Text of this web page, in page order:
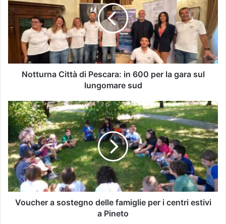
Notturna Città di Pescara: in 600 per la gara sul
lungomare sud
Voucher a sostegno delle famiglie per i centri estivi
a Pineto